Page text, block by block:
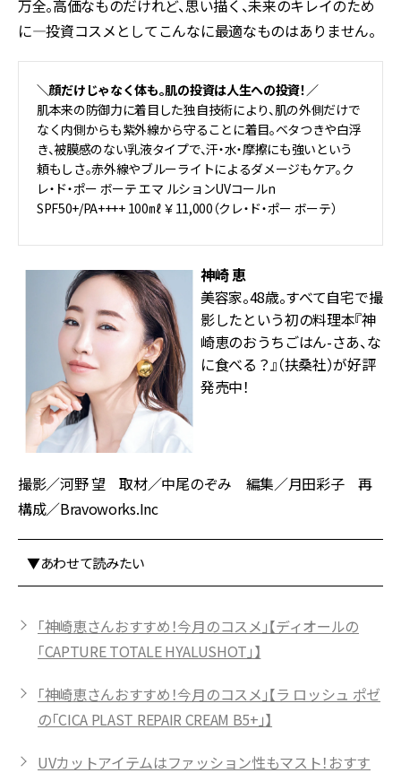
万全。高価なものだけれど、思い描く、未来のキレイのため
に―投資コスメとしてこんなに最適なものはありません。
＼顔だけじゃなく体も。肌の投資は人生への投資！／
肌本来の防御力に着目した独自技術により、肌の外側だけで
なく内側からも紫外線から守ることに着目。ベタつきや白浮
き、被膜感のない乳液タイプで、汗・水・摩擦にも強いという
頼もしさ。赤外線やブルーライトによるダメージもケア。ク
レ・ド・ポー ボーテ エマ ルションUVコールn
SPF50+/PA++++ 100㎖ ￥11,000（クレ・ド・ポー ボーテ）
神崎 恵
美容家。48歳。すべて自宅で撮
影したという初の料理本『神
崎恵のおうちごはん-さあ、な
に食べる？』（扶桑社）が好評
発売中！
撮影／河野 望 取材／中尾のぞみ 編集／月田彩子 再
構成／Bravoworks.Inc
▼あわせて読みたい
「神崎恵さんおすすめ！今月のコスメ」【ディオールの
「CAPTURE TOTALE HYALUSHOT」】
「神崎恵さんおすすめ！今月のコスメ」【ラ ロッシュ ポゼ
の「CICA PLAST REPAIR CREAM B5+」】
UVカットアイテムはファッション性もマスト！おすす